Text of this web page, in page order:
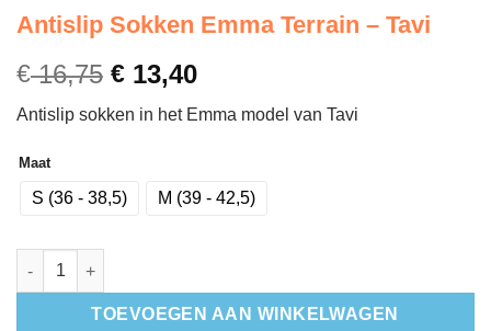
Antislip Sokken Emma Terrain – Tavi
€16,75 € 13,40
Antislip sokken in het Emma model van Tavi
Maat
S (36 - 38,5) M (39 - 42,5)
Antislip Sokken Emma Terrain - Tavi aantal
TOEVOEGEN AAN WINKELWAGEN